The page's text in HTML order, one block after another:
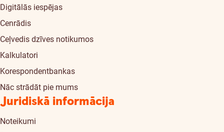
Digitālās iespējas
Cenrādis
Ceļvedis dzīves notikumos
Kalkulatori
Korespondentbankas
Nāc strādāt pie mums
Juridiskā informācija
Noteikumi